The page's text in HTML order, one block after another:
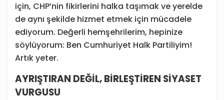
için, CHP’nin fikirlerini halka taşımak ve yerelde
de aynı şekilde hizmet etmek için mücadele
ediyorum. Değerli hemşehrilerim, hepinize
söylüyorum: Ben Cumhuriyet Halk Partiliyim!
Artık yeter.
AYRIŞTIRAN DEĞİL, BİRLEŞTİREN SİYASET
VURGUSU